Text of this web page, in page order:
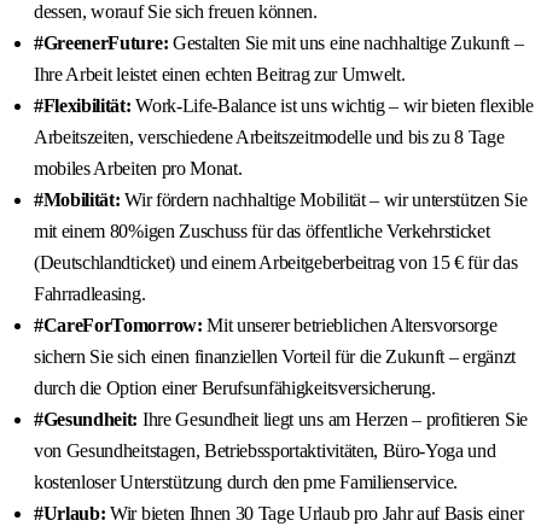
dessen, worauf Sie sich freuen können.
#GreenerFuture: Gestalten Sie mit uns eine nachhaltige Zukunft –
Ihre Arbeit leistet einen echten Beitrag zur Umwelt.
#Flexibilität: Work-Life-Balance ist uns wichtig – wir bieten flexible
Arbeitszeiten, verschiedene Arbeitszeitmodelle und bis zu 8 Tage
mobiles Arbeiten pro Monat.
#Mobilität: Wir fördern nachhaltige Mobilität – wir unterstützen Sie
mit einem 80%igen Zuschuss für das öffentliche Verkehrsticket
(Deutschlandticket) und einem Arbeitgeberbeitrag von 15 € für das
Fahrradleasing.
#CareForTomorrow: Mit unserer betrieblichen Altersvorsorge
sichern Sie sich einen finanziellen Vorteil für die Zukunft – ergänzt
durch die Option einer Berufsunfähigkeitsversicherung.
#Gesundheit: Ihre Gesundheit liegt uns am Herzen – profitieren Sie
von Gesundheitstagen, Betriebssportaktivitäten, Büro-Yoga und
kostenloser Unterstützung durch den pme Familienservice.
#Urlaub: Wir bieten Ihnen 30 Tage Urlaub pro Jahr auf Basis einer